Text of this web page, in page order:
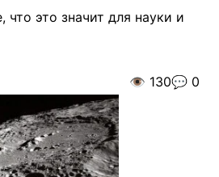
что это значит для науки и
👁️ 130💬 0